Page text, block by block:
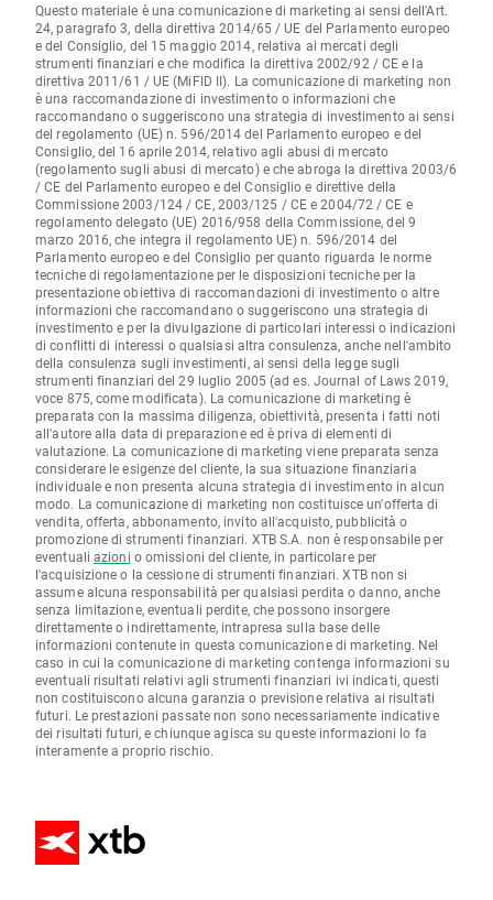
Questo materiale è una comunicazione di marketing ai sensi dell'Art.
24, paragrafo 3, della direttiva 2014/65 / UE del Parlamento europeo
e del Consiglio, del 15 maggio 2014, relativa ai mercati degli
strumenti finanziari e che modifica la direttiva 2002/92 / CE e la
direttiva 2011/61 / UE (MiFID II). La comunicazione di marketing non
è una raccomandazione di investimento o informazioni che
raccomandano o suggeriscono una strategia di investimento ai sensi
del regolamento (UE) n. 596/2014 del Parlamento europeo e del
Consiglio, del 16 aprile 2014, relativo agli abusi di mercato
(regolamento sugli abusi di mercato) e che abroga la direttiva 2003/6
/ CE del Parlamento europeo e del Consiglio e direttive della
Commissione 2003/124 / CE, 2003/125 / CE e 2004/72 / CE e
regolamento delegato (UE) 2016/958 della Commissione, del 9
marzo 2016, che integra il regolamento UE) n. 596/2014 del
Parlamento europeo e del Consiglio per quanto riguarda le norme
tecniche di regolamentazione per le disposizioni tecniche per la
presentazione obiettiva di raccomandazioni di investimento o altre
informazioni che raccomandano o suggeriscono una strategia di
investimento e per la divulgazione di particolari interessi o indicazioni
di conflitti di interessi o qualsiasi altra consulenza, anche nell'ambito
della consulenza sugli investimenti, ai sensi della legge sugli
strumenti finanziari del 29 luglio 2005 (ad es. Journal of Laws 2019,
voce 875, come modificata). La comunicazione di marketing è
preparata con la massima diligenza, obiettività, presenta i fatti noti
all'autore alla data di preparazione ed è priva di elementi di
valutazione. La comunicazione di marketing viene preparata senza
considerare le esigenze del cliente, la sua situazione finanziaria
individuale e non presenta alcuna strategia di investimento in alcun
modo. La comunicazione di marketing non costituisce un'offerta di
vendita, offerta, abbonamento, invito all'acquisto, pubblicità o
promozione di strumenti finanziari. XTB S.A. non è responsabile per
eventuali azioni o omissioni del cliente, in particolare per
l'acquisizione o la cessione di strumenti finanziari. XTB non si
assume alcuna responsabilità per qualsiasi perdita o danno, anche
senza limitazione, eventuali perdite, che possono insorgere
direttamente o indirettamente, intrapresa sulla base delle
informazioni contenute in questa comunicazione di marketing. Nel
caso in cui la comunicazione di marketing contenga informazioni su
eventuali risultati relativi agli strumenti finanziari ivi indicati, questi
non costituiscono alcuna garanzia o previsione relativa ai risultati
futuri. Le prestazioni passate non sono necessariamente indicative
dei risultati futuri, e chiunque agisca su queste informazioni lo fa
interamente a proprio rischio.